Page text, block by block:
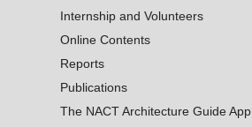
Internship and Volunteers
Online Contents
Reports
Publications
The NACT Architecture Guide App